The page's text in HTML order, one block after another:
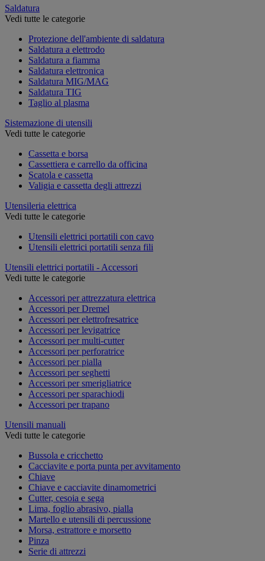
Saldatura
Vedi tutte le categorie
Protezione dell'ambiente di saldatura
Saldatura a elettrodo
Saldatura a fiamma
Saldatura elettronica
Saldatura MIG/MAG
Saldatura TIG
Taglio al plasma
Sistemazione di utensili
Vedi tutte le categorie
Cassetta e borsa
Cassettiera e carrello da officina
Scatola e cassetta
Valigia e cassetta degli attrezzi
Utensileria elettrica
Vedi tutte le categorie
Utensili elettrici portatili con cavo
Utensili elettrici portatili senza fili
Utensili elettrici portatili - Accessori
Vedi tutte le categorie
Accessori per attrezzatura elettrica
Accessori per Dremel
Accessori per elettrofresatrice
Accessori per levigatrice
Accessori per multi-cutter
Accessori per perforatrice
Accessori per pialla
Accessori per seghetti
Accessori per smerigliatrice
Accessori per sparachiodi
Accessori per trapano
Utensili manuali
Vedi tutte le categorie
Bussola e cricchetto
Cacciavite e porta punta per avvitamento
Chiave
Chiave e cacciavite dinamometrici
Cutter, cesoia e sega
Lima, foglio abrasivo, pialla
Martello e utensili di percussione
Morsa, estrattore e morsetto
Pinza
Serie di attrezzi